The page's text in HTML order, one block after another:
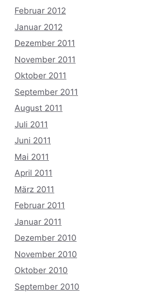
Februar 2012
Januar 2012
Dezember 2011
November 2011
Oktober 2011
September 2011
August 2011
Juli 2011
Juni 2011
Mai 2011
April 2011
März 2011
Februar 2011
Januar 2011
Dezember 2010
November 2010
Oktober 2010
September 2010